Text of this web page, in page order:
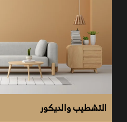
قارن الأسعار بين الشركات
المناسب للميزانية الخاصة بك
تفاوض بذكاء بدون التأثير على
التشطيب والديكور